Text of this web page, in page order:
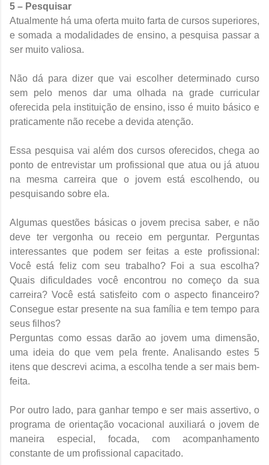
5 – Pesquisar
Atualmente há uma oferta muito farta de cursos superiores,
e somada a modalidades de ensino, a pesquisa passar a
ser muito valiosa.
Não dá para dizer que vai escolher determinado curso
sem pelo menos dar uma olhada na grade curricular
oferecida pela instituição de ensino, isso é muito básico e
praticamente não recebe a devida atenção.
Essa pesquisa vai além dos cursos oferecidos, chega ao
ponto de entrevistar um profissional que atua ou já atuou
na mesma carreira que o jovem está escolhendo, ou
pesquisando sobre ela.
Algumas questões básicas o jovem precisa saber, e não
deve ter vergonha ou receio em perguntar. Perguntas
interessantes que podem ser feitas a este profissional:
Você está feliz com seu trabalho? Foi a sua escolha?
Quais dificuldades você encontrou no começo da sua
carreira? Você está satisfeito com o aspecto financeiro?
Consegue estar presente na sua família e tem tempo para
seus filhos?
Perguntas como essas darão ao jovem uma dimensão,
uma ideia do que vem pela frente. Analisando estes 5
itens que descrevi acima, a escolha tende a ser mais bem-
feita.
Por outro lado, para ganhar tempo e ser mais assertivo, o
programa de orientação vocacional auxiliará o jovem de
maneira especial, focada, com acompanhamento
constante de um profissional capacitado.